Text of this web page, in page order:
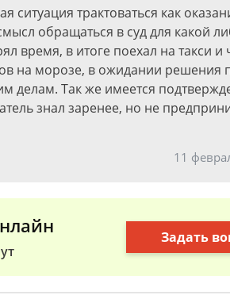
трактоваться как
обращаться в суд для какой
время, в итоге поехал на такси и
на морозе, в ожидании решения
делам. Так же имеется
знал заренее, но не
11
Задать